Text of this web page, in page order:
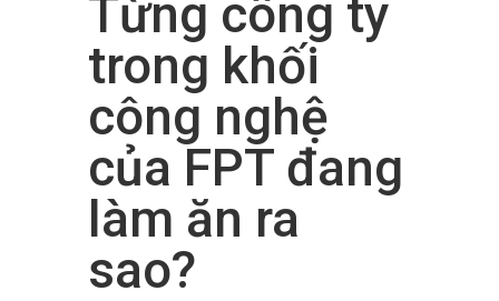
Từng công ty
trong khối
công nghệ
của FPT đang
làm ăn ra
sao?